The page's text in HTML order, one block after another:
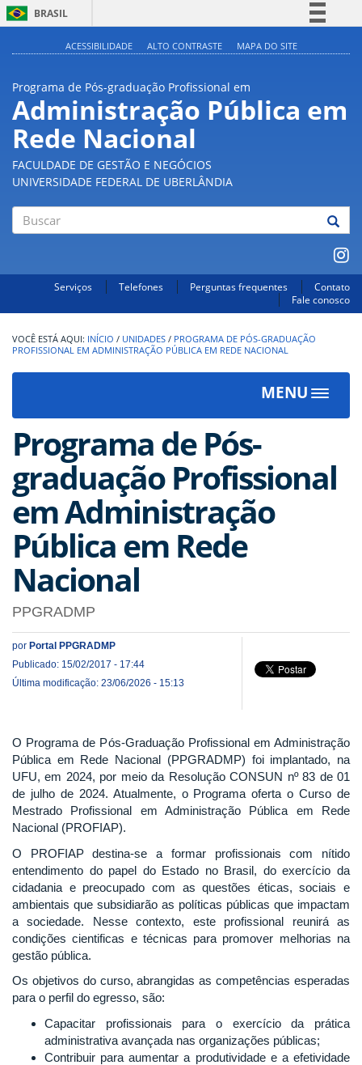
BRASIL
Participe
Acesso à informação
ACESSIBILIDADE ALTO CONTRASTE MAPA DO SITE
Programa de Pós-graduação Profissional em
Administração Pública em
Rede Nacional
FACULDADE DE GESTÃO E NEGÓCIOS
UNIVERSIDADE FEDERAL DE UBERLÂNDIA
Serviços Telefones Perguntas frequentes
Contato
Fale conosco
INÍCIO / UNIDADES / PROGRAMA DE PÓS-GRADUAÇÃO
PROFISSIONAL EM ADMINISTRAÇÃO PÚBLICA EM REDE NACIONAL
MENU
Toggle
Programa de Pós-
graduação Profissional
em Administração
Pública em Rede
Nacional
PPGRADMP
por Portal PPGRADMP
Publicado: 15/02/2017 - 17:44
Última modificação: 23/06/2026 - 15:13
O Programa de Pós-Graduação Profissional em Administração
Pública em Rede Nacional (PPGRADMP) foi implantado, na
UFU, em 2024, por meio da Resolução CONSUN nº 83 de 01
de julho de 2024. Atualmente, o Programa oferta o Curso de
Mestrado Profissional em Administração Pública em Rede
Nacional (PROFIAP).
O PROFIAP destina-se a formar profissionais com nítido
entendimento do papel do Estado no Brasil, do exercício da
cidadania e preocupado com as questões éticas, sociais e
ambientais que subsidiarão as políticas públicas que impactam
a sociedade. Nesse contexto, este profissional reunirá as
condições cientificas e técnicas para promover melhorias na
gestão pública.
Os objetivos do curso, abrangidas as competências esperadas
para o perfil do egresso, são:
Capacitar profissionais para o exercício da prática
administrativa avançada nas organizações públicas;
Contribuir para aumentar a produtividade e a efetividade